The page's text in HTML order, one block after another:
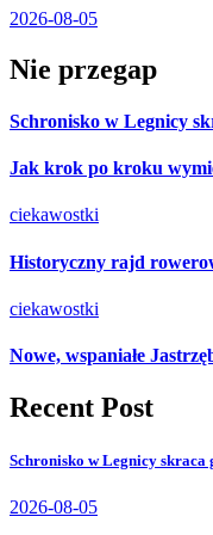
2026-08-05
Nie przegap
Schronisko w Legnicy
Jak krok po kroku
ciekawostki
Historyczny rajd
ciekawostki
Nowe, wspaniałe
Recent Post
Schronisko w Legnicy skraca
2026-08-05